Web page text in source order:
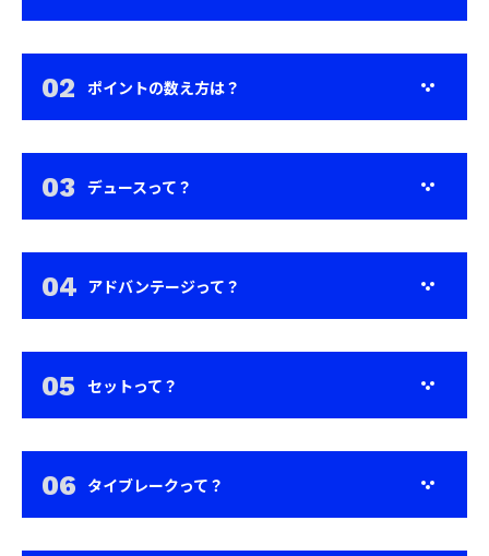
ポイントの数え方は？
デュースって？
アドバンテージって？
セットって？
タイブレークって？